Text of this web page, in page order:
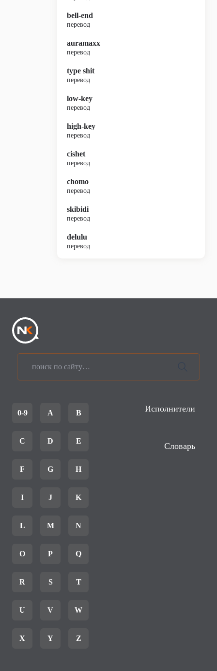
bell-end
перевод
auramaxx
перевод
type shit
перевод
low-key
перевод
high-key
перевод
cishet
перевод
chomo
перевод
skibidi
перевод
delulu
перевод
0-9 A B
C D E
F G H
I J K
L M N
O P Q
R S T
U V W
X Y Z
Исполнители
Словарь